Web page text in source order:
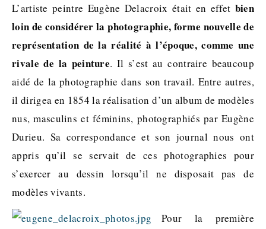
L’artiste peintre Eugène Delacroix était en effet bien
loin de considérer la photographie, forme nouvelle de
représentation de la réalité à l’époque, comme une
rivale de la peinture. Il s’est au contraire beaucoup
aidé de la photographie dans son travail. Entre autres,
il dirigea en 1854 la réalisation d’un album de modèles
nus, masculins et féminins, photographiés par Eugène
Durieu. Sa correspondance et son journal nous ont
appris qu’il se servait de ces photographies pour
s’exercer au dessin lorsqu’il ne disposait pas de
modèles vivants.
Pour la première